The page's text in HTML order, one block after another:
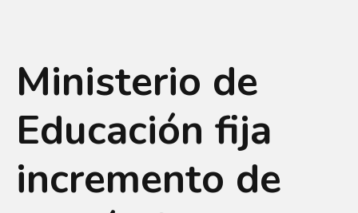
Ministerio de
Educación fija
incremento de